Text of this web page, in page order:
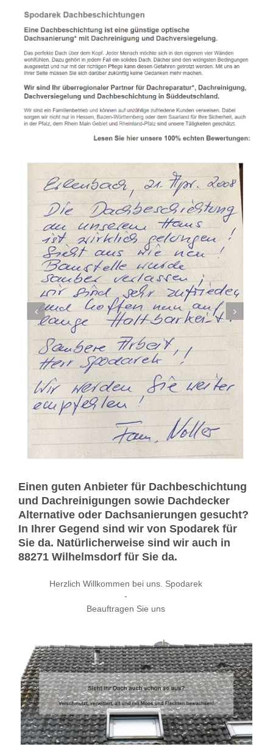
Einen guten Anbieter für Dachbeschichtung
und Dachreinigungen sowie Dachdecker
Alternative oder Dachsanierungen gesucht?
In Ihrer Gegend sind wir von Spodarek für
Sie da. Natürlicherweise sind wir auch in
88271 Wilhelmsdorf für Sie da.
Herzlich Willkommen bei uns. Spodarek
-
Beauftragen Sie uns